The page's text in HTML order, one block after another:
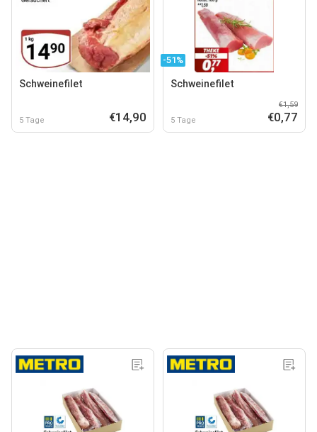
Schweinefilet
5 Tage €14,90
-51%
Schweinefilet
5 Tage
€1,59
€0,77